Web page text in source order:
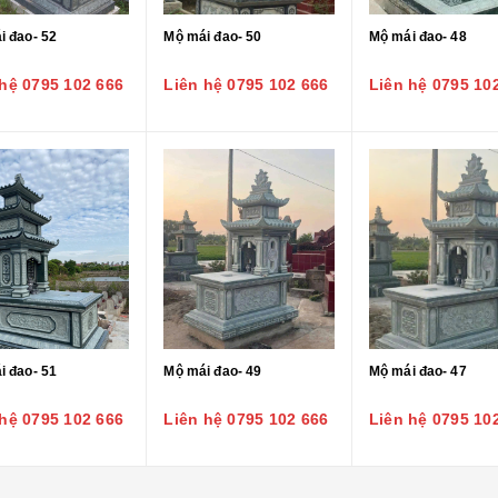
666
đao- 52
0795 102 666
đao- 51
0795 102 666
Mộ mái đao- 50
Liên hệ 0795 102 666
Mộ mái đao- 49
Liên hệ 0795 102 666
Mộ mái đao- 48
Liên hệ 0795
Mộ mái đao- 47
Liên hệ 0795